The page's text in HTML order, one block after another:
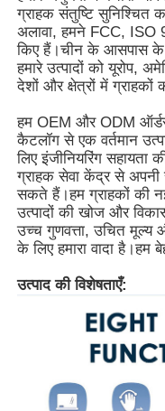
स्मार्ट नैनो ब्लैकबोर्ड
डिजिटल इंटरएक्टिव
लंबवत डिजिटल साइनेज
फ्लोर स्टैंडिंग इंटरएक्टिव
इंटरैक्टिव फ्लैट पैनल
क्षैतिज टच स्क्रीन
ग्राहक संतुष्टि
अलावा, हमने FCC, ISO
किए हैं।चीन के आसपास के
हमारे उत्पादों को यूरोप,
देशों और क्षेत्रों में ग्राहकों
हम OEM और ODM
कैटलॉग से एक वर्तमान
लिए इंजीनियरिंग सहायता
ग्राहक सेवा केंद्र से अपनी
सकते हैं।हम ग्राहकों की
उत्पादों की खोज और
उच्च गुणवत्ता, उचित मूल्य
के लिए हमारा वादा
उत्पाद की विशेषताएँ: